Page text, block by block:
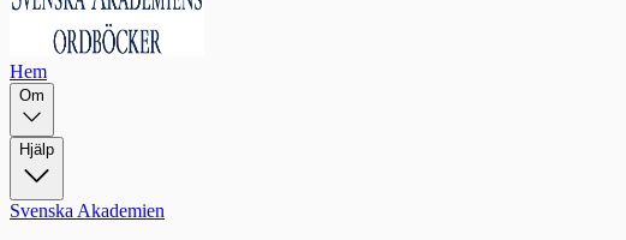
Hem
Om
Hjälp
Svenska Akademien